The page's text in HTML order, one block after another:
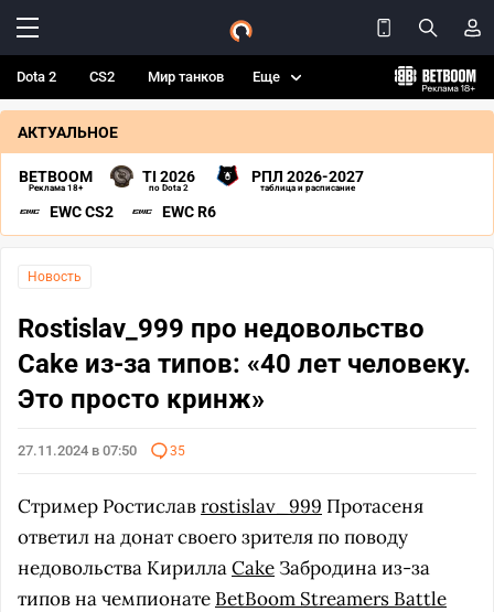
Dota 2 CS2 Мир танков Еще
АКТУАЛЬНОЕ
BETBOOM
Реклама 18+
TI 2026
по Dota 2
РПЛ 2026-2027
таблица и расписание
EWC CS2 EWC R6
Новость
Rostislav_999 про недовольство
Cake из-за типов: «40 лет человеку.
Это просто кринж»
27.11.2024 в 07:50 35
Стример Ростиславrostislav_999 Протасеня
ответил на донат своего зрителя по поводу
недовольства КириллаCake Забродина из-за
типов на чемпионате BetBoom Streamers Battle